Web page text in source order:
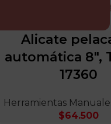
Alicate
automática 8″,
17360
Herramientas
$64.500